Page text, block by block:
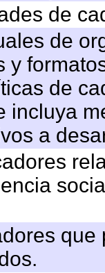
de
de
y
de
incluya
a